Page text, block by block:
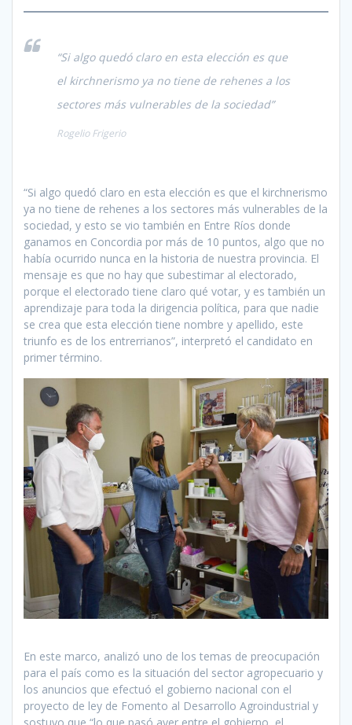
“Si algo quedó claro en esta elección es que
el kirchnerismo ya no tiene de rehenes a los
sectores más vulnerables de la sociedad”
Rogelio Frigerio
“Si algo quedó claro en esta elección es que el kirchnerismo
ya no tiene de rehenes a los sectores más vulnerables de la
sociedad, y esto se vio también en Entre Ríos donde
ganamos en Concordia por más de 10 puntos, algo que no
había ocurrido nunca en la historia de nuestra provincia. El
mensaje es que no hay que subestimar al electorado,
porque el electorado tiene claro qué votar, y es también un
aprendizaje para toda la dirigencia política, para que nadie
se crea que esta elección tiene nombre y apellido, este
triunfo es de los entrerrianos”, interpretó el candidato en
primer término.
En este marco, analizó uno de los temas de preocupación
para el país como es la situación del sector agropecuario y
los anuncios que efectuó el gobierno nacional con el
proyecto de ley de Fomento al Desarrollo Agroindustrial y